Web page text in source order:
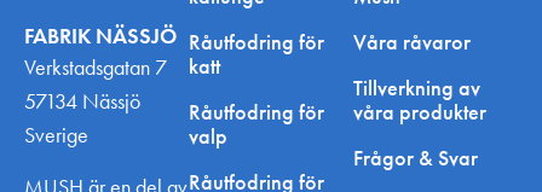
FABRIK NÄSSJÖ
Verkstadsgatan 7
57134 Nässjö
Sverige
MUSH är en del av
Råutfodring för
katt
Råutfodring för
valp
Råutfodring för
Våra råvaror
Tillverkning av
våra produkter
Frågor & Svar